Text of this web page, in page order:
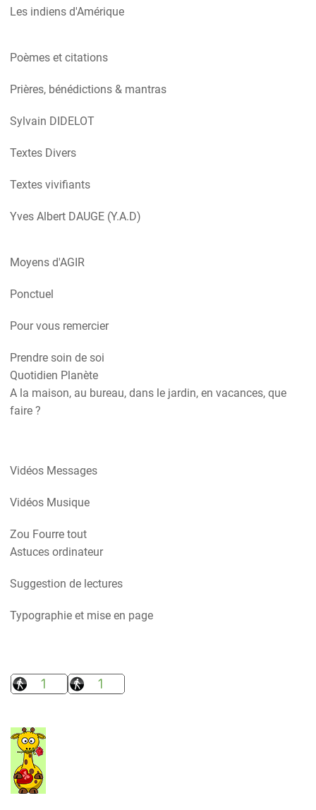
Les indiens d'Amérique
Poèmes et citations
Prières, bénédictions & mantras
Sylvain DIDELOT
Textes Divers
Textes vivifiants
Yves Albert DAUGE (Y.A.D)
Moyens d'AGIR
Ponctuel
Pour vous remercier
Prendre soin de soi
Quotidien Planète
A la maison, au bureau, dans le jardin, en vacances, que
faire ?
Vidéos Messages
Vidéos Musique
Zou Fourre tout
Astuces ordinateur
Suggestion de lectures
Typographie et mise en page